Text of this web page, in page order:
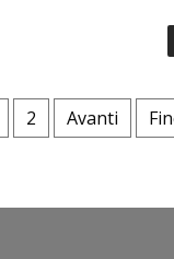
2 Avanti